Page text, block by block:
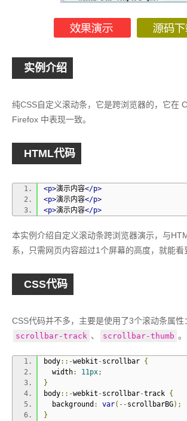
实例介绍
纯CSS自定义滚动条，它是跨浏览器的，它在
Firefox 中表现一致。
HTML代码
<p>演示内容</p>
<p>演示内容</p>
<p>演示内容</p>
本实例介绍自定义滚动条跨浏览器演示，与
系，只需网页内容超过1个屏幕的高度，就能看
CSS代码
CSS代码并不多，主要是使用了3个滚动条属性：
scrollbar-track 、 scrollbar-thumb 。
body::-webkit -scrollbar {
width: 11px;
}
body::-webkit -scrollbar-track {
background : var(--scrollbarBG);
}